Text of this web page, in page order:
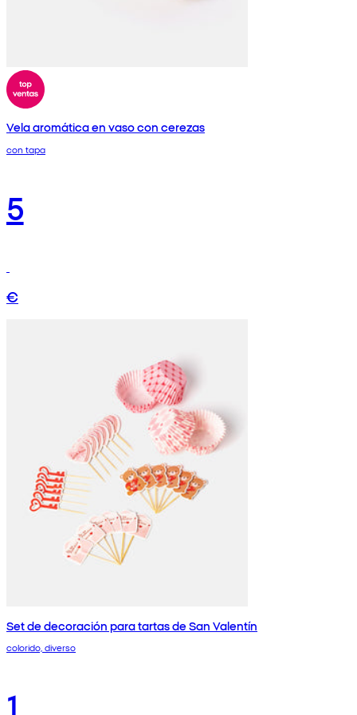
Vela aromática en vaso con cerezas
con tapa
5
€
Set de decoración para tartas de San Valentín
colorido, diverso
1